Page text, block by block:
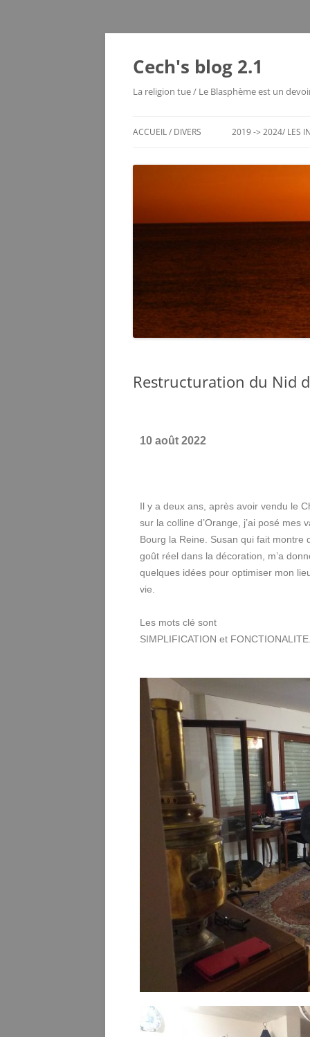
Cech's blog 2.1
La religion tue / Le Blasphème est un
ACCUEIL / DIVERS 2019 -> 2024/ LES
Restructuration du Nid
10 août 2022
Il y a deux ans, après avoir vendu le
sur la colline d’Orange, j’ai posé mes
Bourg la Reine. Susan qui fait montre
goût réel dans la décoration, m’a
quelques idées pour optimiser mon
vie.
Les mots clé sont
SIMPLIFICATION et FONCTIONALITE.